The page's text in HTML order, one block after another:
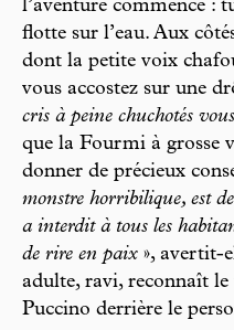
l’aventure commence :
flotte sur l’eau. Aux
dont la petite voix
vous accostez sur une
cris à peine chuchotés
que la Fourmi à grosse
donner de précieux
monstre horribilique, est
a interdit à tous les
de rire en paix », avertit-
adulte, ravi, reconnaît
Puccino derrière le